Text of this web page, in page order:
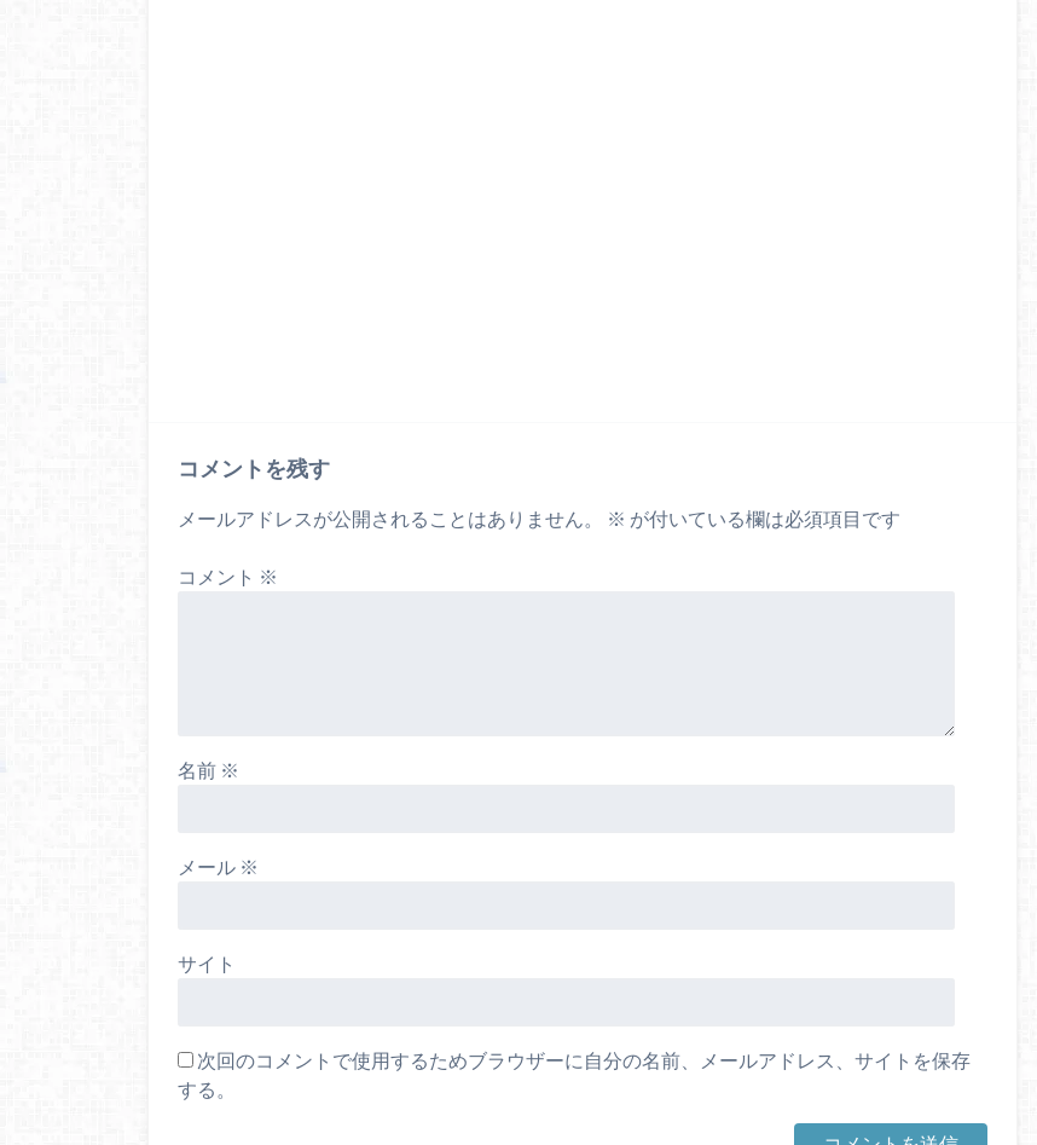
コメントを残す
メールアドレスが公開されることはありません。 ※ が付いている欄は必須項目です
コメント ※
名前 ※
メール ※
サイト
次回のコメントで使用するためブラウザーに自分の名前、メールアドレス、サイトを保存
する。